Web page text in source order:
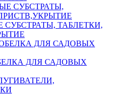
ТАБЛЕТКИ,
ДЛЯ САДОВЫХ